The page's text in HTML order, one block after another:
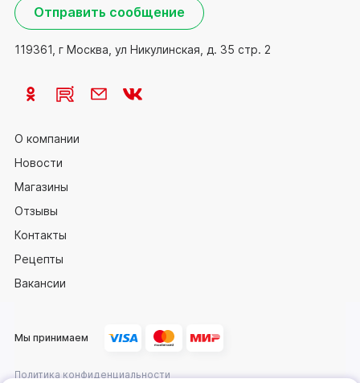
О компании
Новости
Магазины
Отзывы
Контакты
Рецепты
Вакансии
Отправить сообщение
119361, г Москва, ул Никулинская, д. 35 стр. 2
Политика конфиденциальности
Мы принимаем